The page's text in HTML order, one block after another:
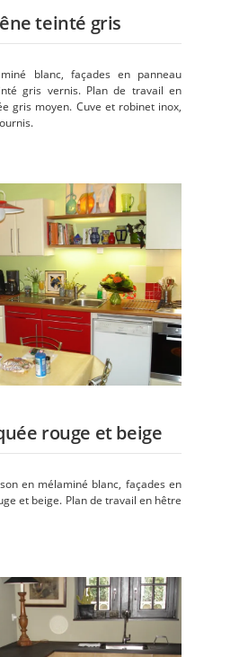
teinté gris
blanc, façades en panneau
gris vernis. Plan de travail en
gris moyen. Cuve et robinet inox,
rouge et beige
en mélaminé blanc, façades en
et beige. Plan de travail en hêtre